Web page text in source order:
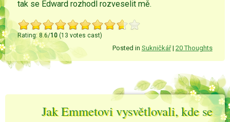
tak se Edward rozhodl rozveselit mě.
Rating: 8.6/10 (13 votes cast)
Posted in Sukničkář | 20 Thoughts
Jak Emmetovi vysvětlovali, kde se